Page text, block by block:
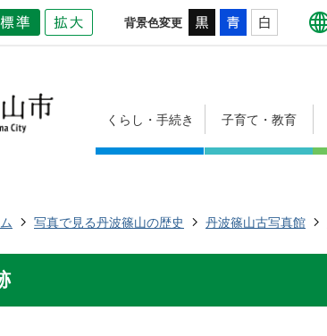
背景色変更
くらし・手続き 子育て・教育
写真で見る丹波篠山の歴史 丹波篠山古写真館